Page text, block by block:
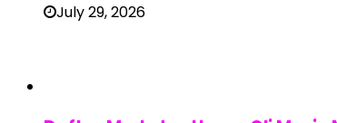
July 29, 2026